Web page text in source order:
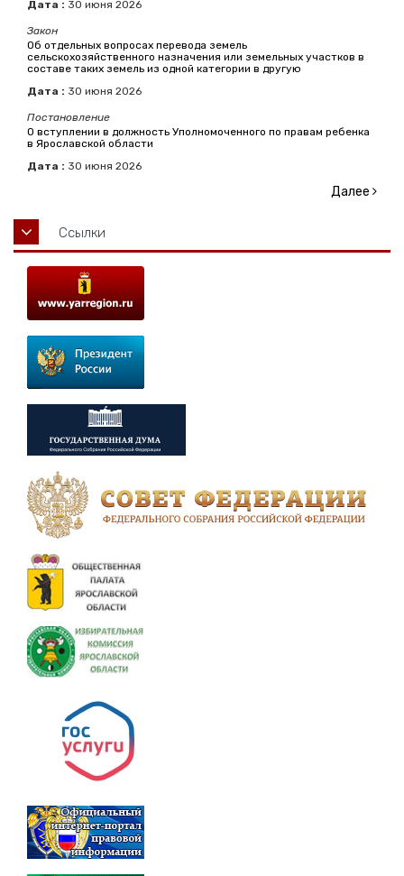
Дата : 30 июня 2026
Закон
Об отдельных вопросах перевода земель
сельскохозяйственного назначения или земельных участков в
составе таких земель из одной категории в другую
Дата : 30 июня 2026
Постановление
О вступлении в должность Уполномоченного по правам ребенка
в Ярославской области
Дата : 30 июня 2026
Далее
Ссылки